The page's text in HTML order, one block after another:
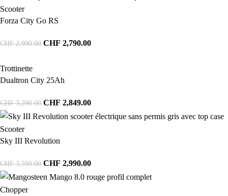
Scooter
Forza City Go RS
CHF2,990.00 CHF 2,790.00
Trottinette
Dualtron City 25Ah
CHF3,290.00 CHF 2,849.00
Scooter
Sky III Revolution
CHF3,590.00 CHF 2,990.00
Chopper